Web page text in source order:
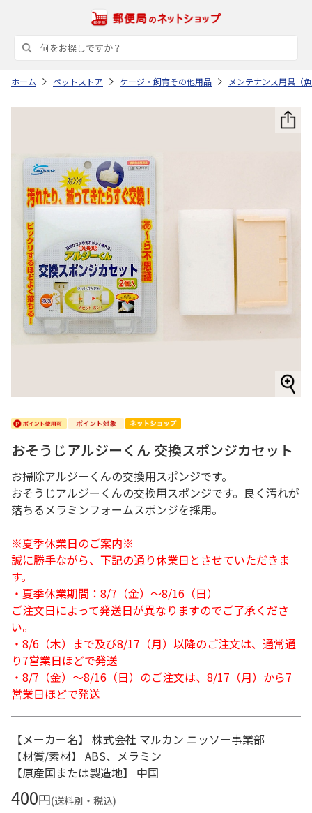
ホーム ペットストア ケージ・飼育その他用品 メンテナンス用具（
おそうじアルジーくん 交換スポンジカセット
お掃除アルジーくんの交換用スポンジです。
おそうじアルジーくんの交換用スポンジです。良く汚れが
落ちるメラミンフォームスポンジを採用。
※夏季休業日のご案内※
誠に勝手ながら、下記の通り休業日とさせていただきま
す。
・夏季休業期間：8/7（金）～8/16（日）
ご注文日によって発送日が異なりますのでご了承くださ
い。
・8/6（木）まで及び8/17（月）以降のご注文は、通常通
り7営業日ほどで発送
・8/7（金）～8/16（日）のご注文は、8/17（月）から7
営業日ほどで発送
【メーカー名】 株式会社 マルカン ニッソー事業部
【材質/素材】 ABS、メラミン
【原産国または製造地】 中国
400円(送料別・税込)